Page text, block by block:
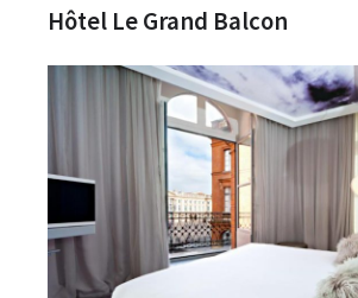
Hôtel Le Grand Balcon